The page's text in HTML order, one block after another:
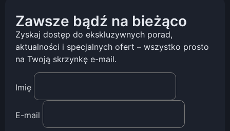
Zawsze bądź na bieżąco
Zyskaj dostęp do ekskluzywnych porad,
aktualności i specjalnych ofert – wszystko prosto
na Twoją skrzynkę e-mail.
Imię
E-mail